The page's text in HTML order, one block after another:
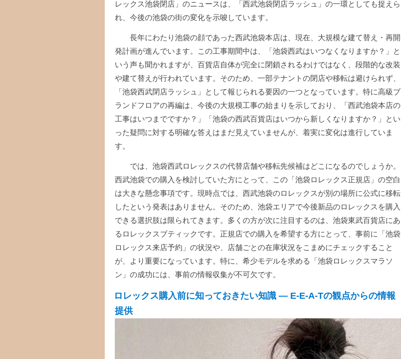
レックス池袋閉店」のニュースは、「西武池袋閉店ラッシュ」の一環としても捉えら
れ、今後の池袋の街の変化を示唆しています。
長年にわたり池袋の顔であった西武池袋本店は、現在、大規模な建て替え・再開
発計画が進んでいます。この工事期間中は、「池袋西武はいつなくなりますか？」と
いう声も聞かれますが、百貨店自体が完全に閉鎖されるわけではなく、段階的な改装
や建て替えが行われています。そのため、一部テナントの閉店や移転は避けられず、
「池袋西武閉店ラッシュ」として報じられる要因の一つとなっています。特に高級ブ
ランドフロアの再編は、今後の大規模工事の始まりを示しており、「西武池袋本店の
工事はいつまでですか？」「池袋の西武百貨店はいつから新しくなりますか？」とい
った疑問に対する明確な答えはまだ見えていませんが、着実に変化は進行していま
す。
では、池袋西武ロレックスの代替店舗や移転先候補はどこになるのでしょうか。
西武池袋での購入を検討していた方にとって、この「池袋ロレックス正規店」の空白
は大きな懸念事項です。現時点では、西武池袋のロレックスが別の場所に公式に移転
したという発表はありません。そのため、池袋エリアで今後新品のロレックスを購入
できる選択肢は限られてきます。多くの方が次に注目するのは、池袋東武百貨店にあ
るロレックスブティックです。正規店での購入を希望する方にとって、事前に「池袋
ロレックス来店予約」の状況や、店舗ごとの在庫状況をこまめにチェックすること
が、より重要になっています。特に、希少モデルを求める「池袋ロレックスマラソ
ン」の成功には、事前の情報収集が不可欠です。
ロレックス購入前に知っておきたい知識 — E-E-A-Tの観点からの情報
提供